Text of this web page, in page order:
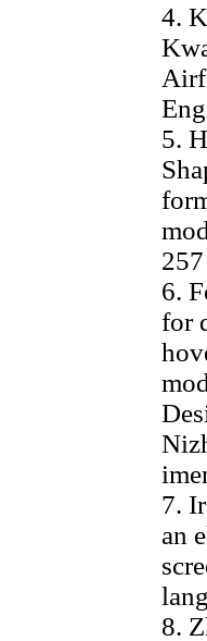
4.
5.
6.
for
7.
an
8.